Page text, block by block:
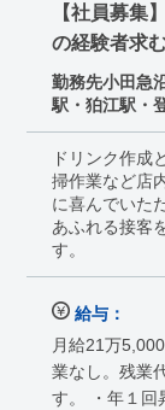
【社員募集
の経験者求む
勤務先小田急
駅・狛江駅・
ドリンク作成
掃作業など店
に喜んでいた
あふれる接客
す。
給与：
月給21万
業なし。残業
す。 ・年１回